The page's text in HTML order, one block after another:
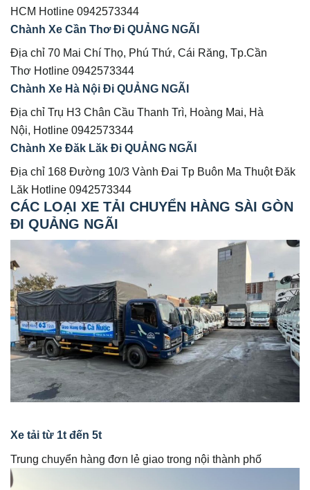
HCM Hotline 0942573344
Chành Xe Cần Thơ Đi QUẢNG NGÃI
Địa chỉ 70 Mai Chí Thọ, Phú Thứ, Cái Răng, Tp.Cần
Thơ Hotline 0942573344
Chành Xe Hà Nội Đi QUẢNG NGÃI
Địa chỉ Trụ H3 Chân Cầu Thanh Trì, Hoàng Mai, Hà
Nội, Hotline 0942573344
Chành Xe Đăk Lăk Đi QUẢNG NGÃI
Địa chỉ 168 Đường 10/3 Vành Đai Tp Buôn Ma Thuột Đăk
Lăk Hotline 0942573344
CÁC LOẠI XE TẢI CHUYỂN HÀNG SÀI GÒN
ĐI QUẢNG NGÃI
Xe tải từ 1t đến 5t
Trung chuyển hàng đơn lẻ giao trong nội thành phố